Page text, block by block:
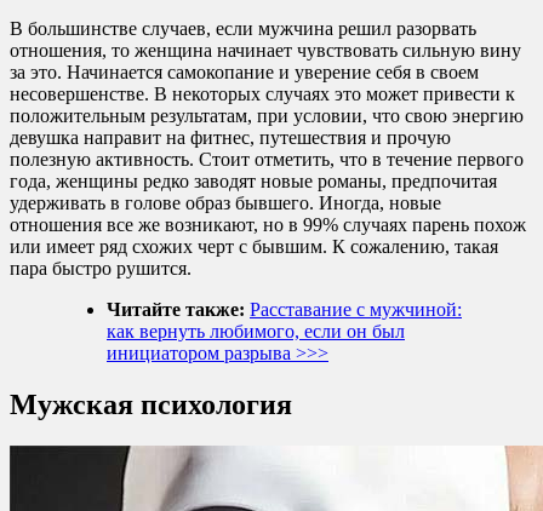
В большинстве случаев, если мужчина решил разорвать
отношения, то женщина начинает чувствовать сильную вину
за это. Начинается самокопание и уверение себя в своем
несовершенстве. В некоторых случаях это может привести к
положительным результатам, при условии, что свою энергию
девушка направит на фитнес, путешествия и прочую
полезную активность. Стоит отметить, что в течение первого
года, женщины редко заводят новые романы, предпочитая
удерживать в голове образ бывшего. Иногда, новые
отношения все же возникают, но в 99% случаях парень похож
или имеет ряд схожих черт с бывшим. К сожалению, такая
пара быстро рушится.
Читайте также: Расставание с мужчиной:
как вернуть любимого, если он был
инициатором разрыва >>>
Мужская психология